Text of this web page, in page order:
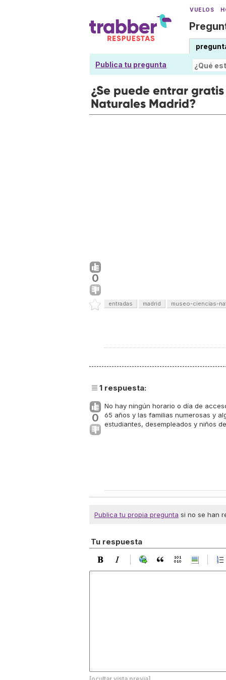
VUELOS
Publica tu pregunta
¿Se puede entrar
Naturales Madrid?
0
entradas madrid museo-ciencias-
1 respuesta:
0
No hay ningún horario o día de
65 años y las familias numerosas y
estudiantes, desempleados y niños
Publica tu propia pregunta si no se han
Tu respuesta